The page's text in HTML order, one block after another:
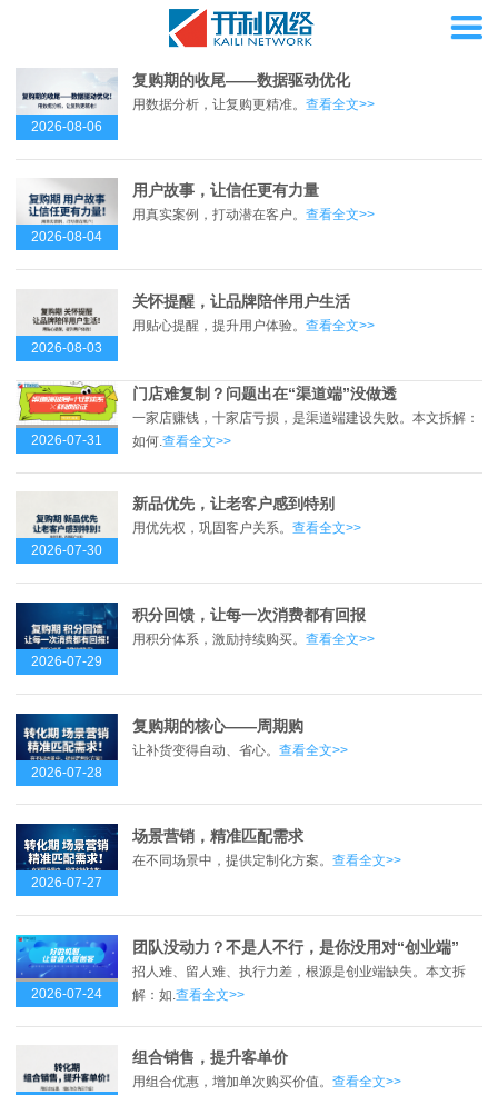
2026-08-06
复购期的收尾——数据驱动优化
用数据分析，让复购更精准。 查看全文>>
2026-08-04
用户故事，让信任更有力量
用真实案例，打动潜在客户。 查看全文>>
2026-08-03
关怀提醒，让品牌陪伴用户生活
用贴心提醒，提升用户体验。 查看全文>>
2026-07-31
门店难复制？问题出在“渠道端”没做透
一家店赚钱，十家店亏损，是渠道端建设失败。本文拆解：
如何. 查看全文>>
2026-07-30
新品优先，让老客户感到特别
用优先权，巩固客户关系。 查看全文>>
2026-07-29
积分回馈，让每一次消费都有回报
用积分体系，激励持续购买。 查看全文>>
2026-07-28
复购期的核心——周期购
让补货变得自动、省心。 查看全文>>
2026-07-27
场景营销，精准匹配需求
在不同场景中，提供定制化方案。 查看全文>>
2026-07-24
团队没动力？不是人不行，是你没用对“创业端”
招人难、留人难、执行力差，根源是创业端缺失。本文拆
解：如. 查看全文>>
组合销售，提升客单价
用组合优惠，增加单次购买价值。 查看全文>>